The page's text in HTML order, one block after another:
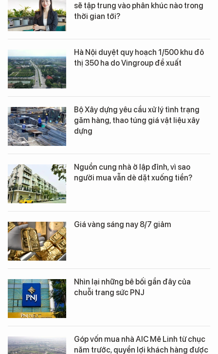
sẽ tập trung vào phân khúc nào trong
thời gian tới?
Hà Nội duyệt quy hoạch 1/500 khu đô
thị 350 ha do Vingroup đề xuất
Bộ Xây dựng yêu cầu xử lý tình trạng
găm hàng, thao túng giá vật liệu xây
dựng
Nguồn cung nhà ở lập đỉnh, vì sao
người mua vẫn dè dặt xuống tiền?
Giá vàng sáng nay 8/7 giảm
Nhìn lại những bê bối gần đây của
chuỗi trang sức PNJ
Góp vốn mua nhà AIC Mê Linh từ chục
năm trước, quyền lợi khách hàng được